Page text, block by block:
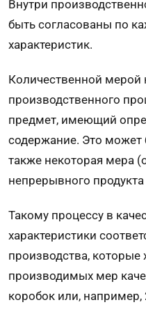
Внутри
быть согласованы по
характеристик.
Количественной мерой
производственного
предмет, имеющий
содержание. Это может
также некоторая мера
непрерывного продукта
Такому процессу в
характеристики
производства, которые
производимых мер
коробок или,